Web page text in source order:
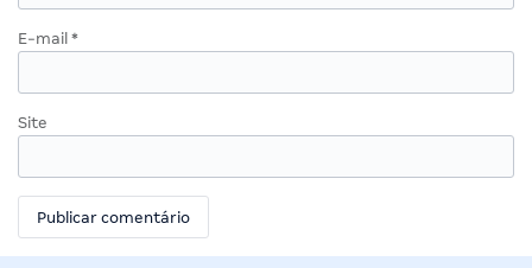
E-mail *
Site